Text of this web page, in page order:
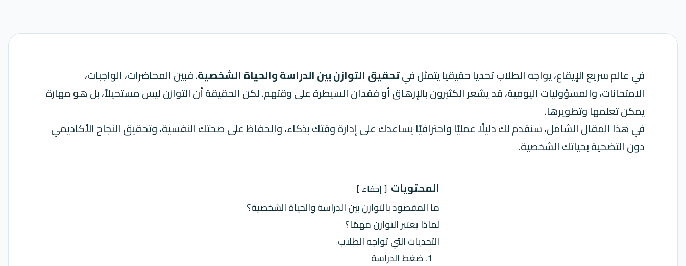
في عالم سريع الإيقاع، يواجه الطلاب تحديًا حقيقيًا يتمثل فيتحقيق التوازن بين الدراسة والحياة الشخصية. فبين المحاضرات، الواجبات،
الامتحانات، والمسؤوليات اليومية، قد يشعر الكثيرون بالإرهاق أو فقدان السيطرة على وقتهم. لكن الحقيقة أن التوازن ليس مستحيلاً، بل هو مهارة
يمكن تعلمها وتطويرها.
في هذا المقال الشامل، سنقدم لك دليلًا عمليًا واحترافيًا يساعدك على إدارة وقتك بذكاء، والحفاظ على صحتك النفسية، وتحقيق النجاحالأكاديمي
دون التضحية بحياتك الشخصية.
المحتويات إخفاء
ما المقصود بالتوازن بين الدراسة والحياة الشخصية؟
لماذا يعتبر التوازن مهمًا؟
التحديات التي تواجه الطلاب
1. ضغط الدراسة